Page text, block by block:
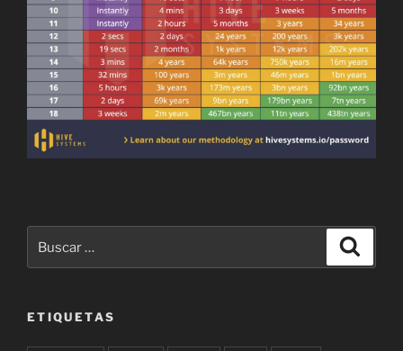
por:
ETIQUETAS